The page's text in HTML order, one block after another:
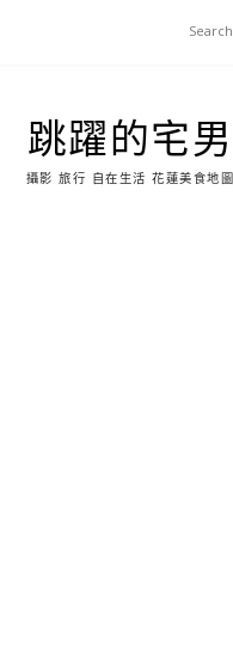
跳躍的宅男
攝影 旅行 自在生活 花蓮美食地圖